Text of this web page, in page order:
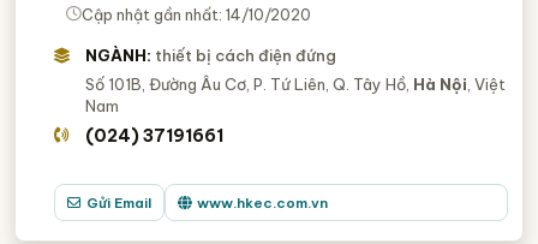
Cập nhật gần nhất: 14/10/2020
NGÀNH: thiết bị cách điện đứng
Số 101B, Đường Âu Cơ, P. Tứ Liên, Q. Tây Hồ, Hà Nội , Việt
Nam
(024) 37191661
Gửi Email www.hkec.com.vn